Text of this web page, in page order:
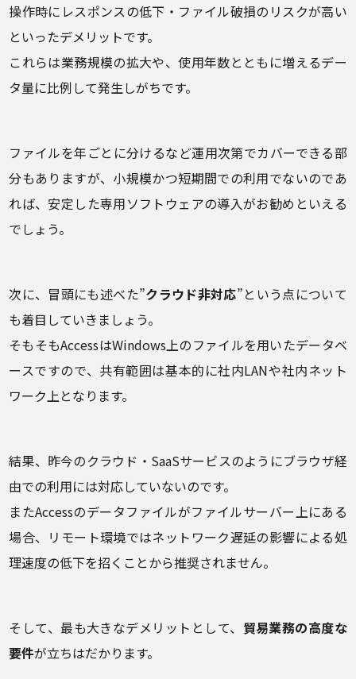
操作時にレスポンスの低下・ファイル破損のリスクが高い
といったデメリットです。
これらは業務規模の拡大や、使用年数とともに増えるデー
タ量に比例して発生しがちです。
ファイルを年ごとに分けるなど運用次第でカバーできる部
分もありますが、小規模かつ短期間での利用でないのであ
れば、安定した専用ソフトウェアの導入がお勧めといえる
でしょう。
次に、冒頭にも述べた”クラウド非対応”という点について
も着目していきましょう。
そもそもAccessはWindows上のファイルを用いたデータベ
ースですので、共有範囲は基本的に社内LANや社内ネット
ワーク上となります。
結果、昨今のクラウド・SaaSサービスのようにブラウザ経
由での利用には対応していないのです。
またAccessのデータファイルがファイルサーバー上にある
場合、リモート環境ではネットワーク遅延の影響による処
理速度の低下を招くことから推奨されません。
そして、最も大きなデメリットとして、 貿易業務の高度な
要件が立ちはだかります。